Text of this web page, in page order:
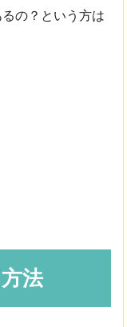
の？という方は
法